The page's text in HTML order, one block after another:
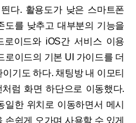
다. 활용도가 낮은 스마트폰
도를 낮추고 대부분의 기능을
로이드와 iOS간 서비스 이용
로이드의 기본 UI 가이드를 더
기도 하다. 채팅방 내 이모티
럼 화면 하단으로 이동했다.
한 위치로 이동하면서 메시
쉽게 오가며 사용할 수 있게